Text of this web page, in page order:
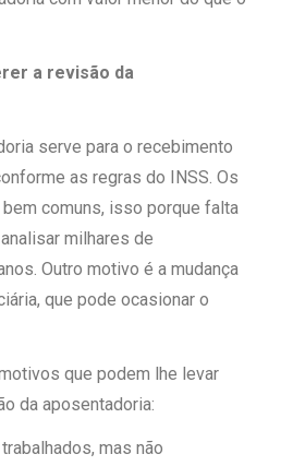
a revisão da
serve para o recebimento
as regras do INSS. Os
comuns, isso porque falta
milhares de
Outro motivo é a mudança
que pode ocasionar o
que podem lhe levar
da aposentadoria:
mas não